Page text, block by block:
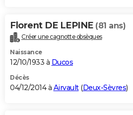
Florent DE LEPINE (81 ans)
Créer une cagnotte obsèques
Naissance
12/10/1933 à Ducos
Décès
04/12/2014 à Airvault(Deux-Sèvres)